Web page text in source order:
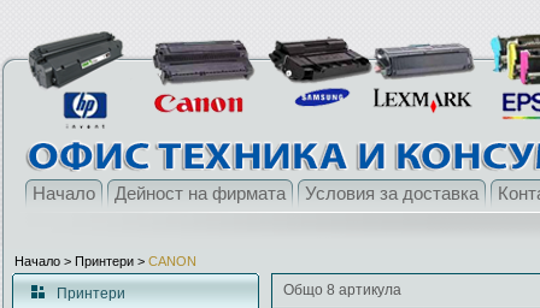
Начало Дейност на фирмата Условия за доставка
Начало > Принтери > CANON
Принтери
Общо 8 артикула